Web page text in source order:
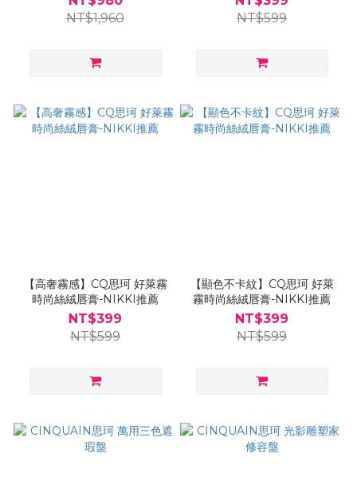
NT$1,960
NT$599
【高奢霧感】CQ思珂 好萊霧
時尚絲絨唇膏-NIKKI推薦
NT$399
NT$599
【顯色不卡紋】CQ思珂 好萊
霧時尚絲絨唇膏-NIKKI推薦
NT$399
NT$599